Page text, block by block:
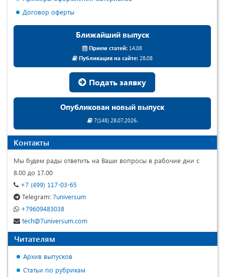
Договор оферты
Ближайший выпуск
Прием статей: 14.08
Публикация на сайте:28.08
Подать заявку
Опубликован новый выпуск
7(148) 28.07.2026.
Контакты
Мы будем рады ответить на Ваши вопросы в рабочие дни с
8.00 до 17.00
+7 (499) 117-03-65
Telegram: 7universum
+79609483038
tech@7universum.com
Читателям
Архив выпусков
Статьи по рубрикам